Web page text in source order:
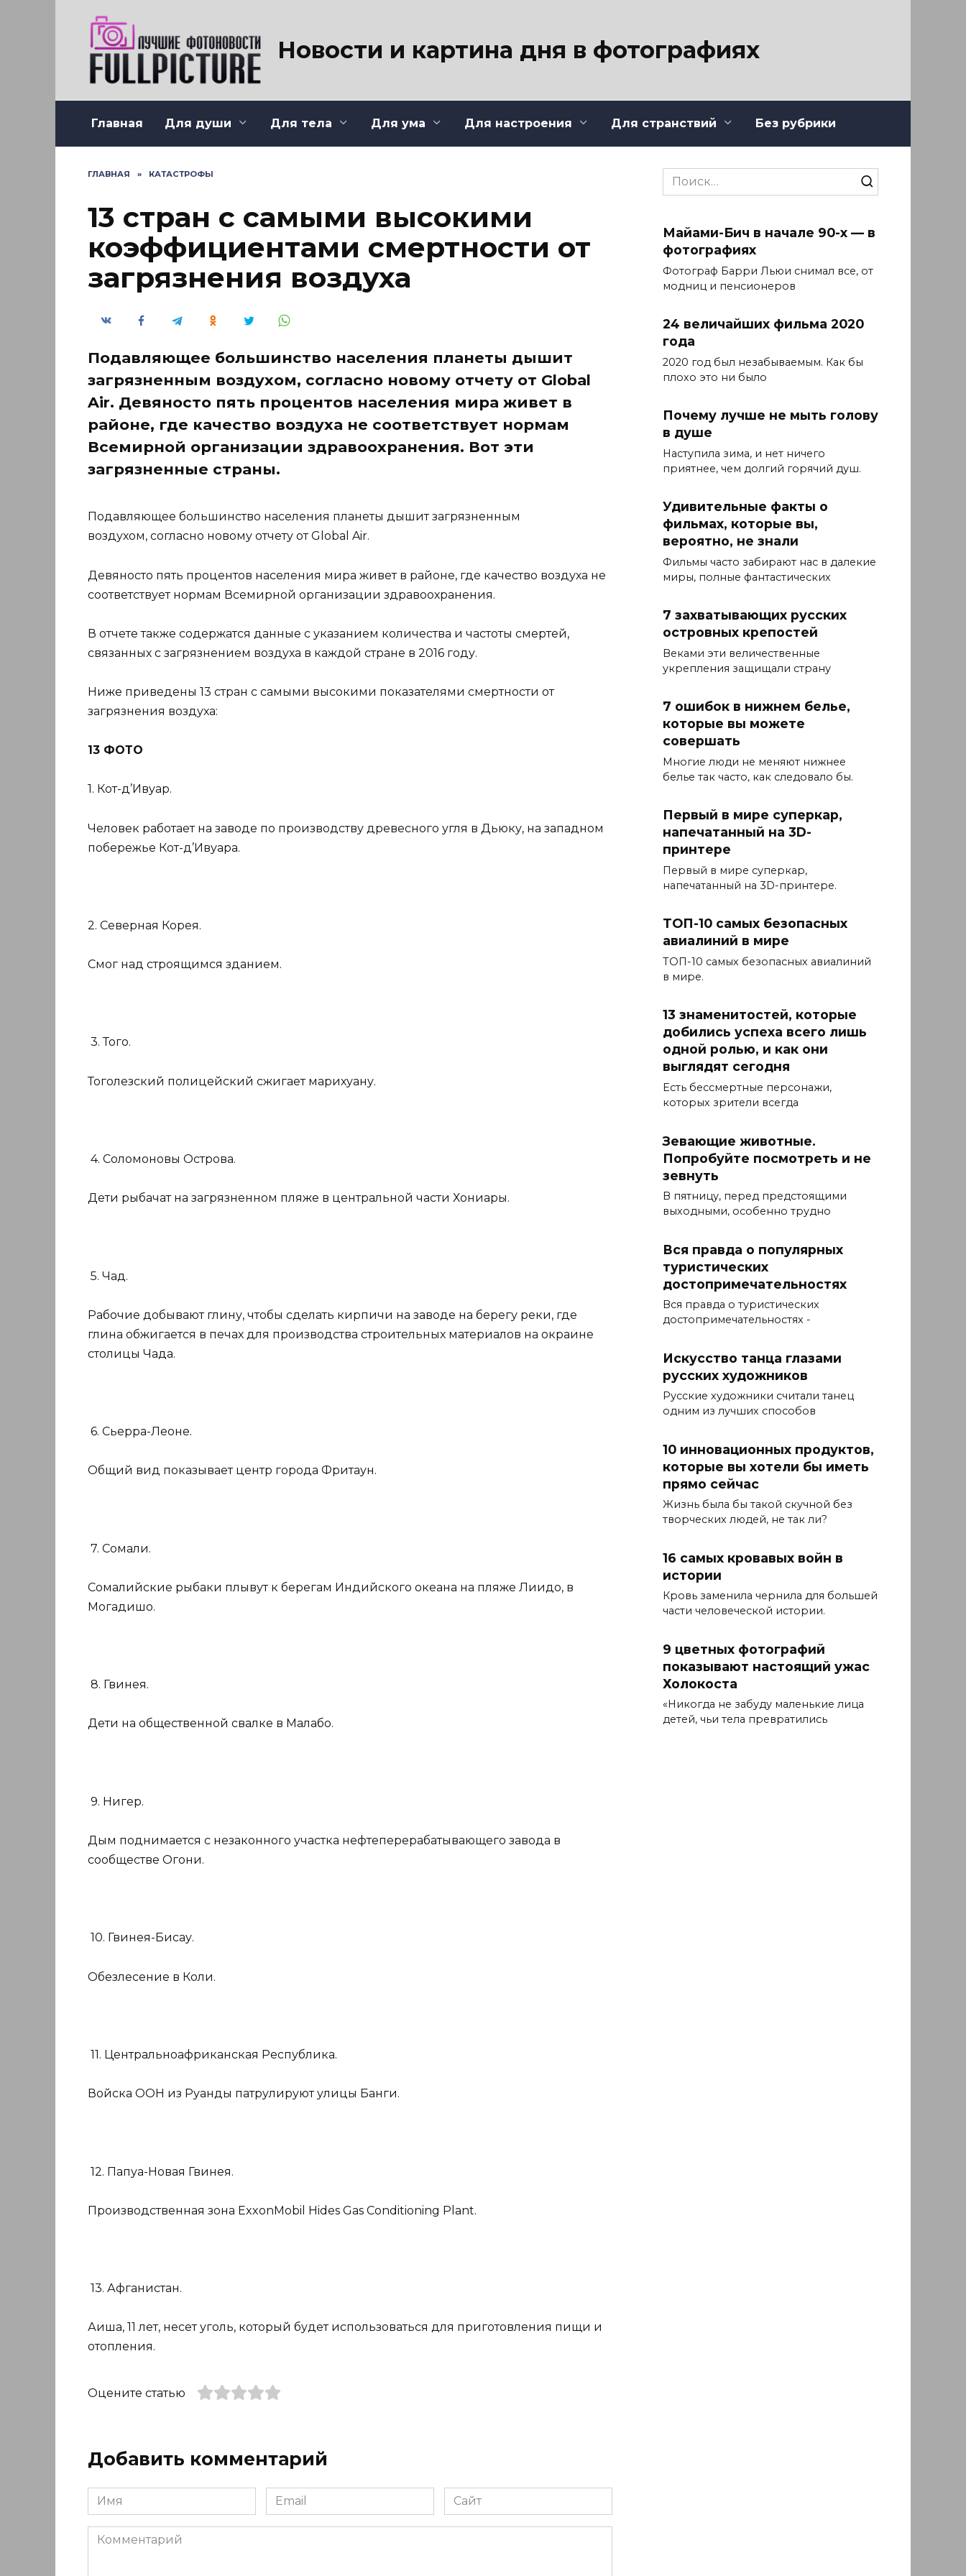
Новости и картина дня в фотографиях
Главная Для души Для тела Для ума Для настроения Для странствий Без рубрики
ГЛАВНАЯ » КАТАСТРОФЫ
13 стран с самыми высокими
коэффициентами смертности от
загрязнения воздуха
Подавляющее большинство населения планеты дышит
загрязненным воздухом, согласно новому отчету от Global
Air. Девяносто пять процентов населения мира живет в
районе, где качество воздуха не соответствует нормам
Всемирной организации здравоохранения. Вот эти
загрязненные страны.
Подавляющее большинство населения планеты дышит загрязненным
воздухом, согласно новому отчету от Global Air.
Девяносто пять процентов населения мира живет в районе, где качество воздуха не
соответствует нормам Всемирной организации здравоохранения.
В отчете также содержатся данные с указанием количества и частоты смертей,
связанных с загрязнением воздуха в каждой стране в 2016 году.
Ниже приведены 13 стран с самыми высокими показателями смертности от
загрязнения воздуха:
13 ФОТО
1. Кот-д’Ивуар.
Человек работает на заводе по производству древесного угля в Дьюку, на западном
побережье Кот-д’Ивуара.
2. Северная Корея.
Смог над строящимся зданием.
3. Того.
Тоголезский полицейский сжигает марихуану.
4. Соломоновы Острова.
Дети рыбачат на загрязненном пляже в центральной части Хониары.
5. Чад.
Рабочие добывают глину, чтобы сделать кирпичи на заводе на берегу реки, где
глина обжигается в печах для производства строительных материалов на окраине
столицы Чада.
6. Сьерра-Леоне.
Общий вид показывает центр города Фритаун.
7. Сомали.
Сомалийские рыбаки плывут к берегам Индийского океана на пляже Лиидо, в
Могадишо.
8. Гвинея.
Дети на общественной свалке в Малабо.
9. Нигер.
Дым поднимается с незаконного участка нефтеперерабатывающего завода в
сообществе Огони.
10. Гвинея-Бисау.
Обезлесение в Коли.
11. Центральноафриканская Республика.
Войска ООН из Руанды патрулируют улицы Банги.
12. Папуа-Новая Гвинея.
Производственная зона ExxonMobil Hides Gas Conditioning Plant.
13. Афганистан.
Аиша, 11 лет, несет уголь, который будет использоваться для приготовления пищи и
отопления.
Оцените статью
Добавить комментарий
Имя
*
Email
*
Сайт
Комментарий
Search
for:
Майами-Бич в начале 90-х — в
фотографиях
Фотограф Барри Льюи снимал все, от
модниц и пенсионеров
24 величайших фильма 2020
года
2020 год был незабываемым. Как бы
плохо это ни было
Почему лучше не мыть голову
в душе
Наступила зима, и нет ничего
приятнее, чем долгий горячий душ.
Удивительные факты о
фильмах, которые вы,
вероятно, не знали
Фильмы часто забирают нас в далекие
миры, полные фантастических
7 захватывающих русских
островных крепостей
Веками эти величественные
укрепления защищали страну
7 ошибок в нижнем белье,
которые вы можете
совершать
Многие люди не меняют нижнее
белье так часто, как следовало бы.
Первый в мире суперкар,
напечатанный на 3D-
принтере
Первый в мире суперкар,
напечатанный на 3D-принтере.
ТОП-10 самых безопасных
авиалиний в мире
ТОП-10 самых безопасных авиалиний
в мире.
13 знаменитостей, которые
добились успеха всего лишь
одной ролью, и как они
выглядят сегодня
Есть бессмертные персонажи,
которых зрители всегда
Зевающие животные.
Попробуйте посмотреть и не
зевнуть
В пятницу, перед предстоящими
выходными, особенно трудно
Вся правда о популярных
туристических
достопримечательностях
Вся правда о туристических
достопримечательностях -
Искусство танца глазами
русских художников
Русские художники считали танец
одним из лучших способов
10 инновационных продуктов,
которые вы хотели бы иметь
прямо сейчас
Жизнь была бы такой скучной без
творческих людей, не так ли?
16 самых кровавых войн в
истории
Кровь заменила чернила для большей
части человеческой истории.
9 цветных фотографий
показывают настоящий ужас
Холокоста
«Никогда не забуду маленькие лица
детей, чьи тела превратились